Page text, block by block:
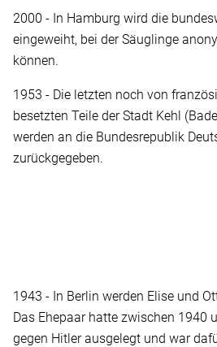
2000 - In Hamburg wird die
eingeweiht, bei der Säuglinge
können.
1953 - Die letzten noch von
besetzten Teile der Stadt Kehl
werden an die Bundesrepublik
zurückgegeben.
1943 - In Berlin werden Elise und
Das Ehepaar hatte zwischen 1940
gegen Hitler ausgelegt und war